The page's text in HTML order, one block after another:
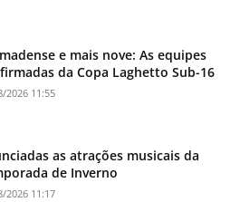
e mais nove: As equipes
da Copa Laghetto Sub-16
2026 11:55
as atrações musicais da
de Inverno
2026 11:17